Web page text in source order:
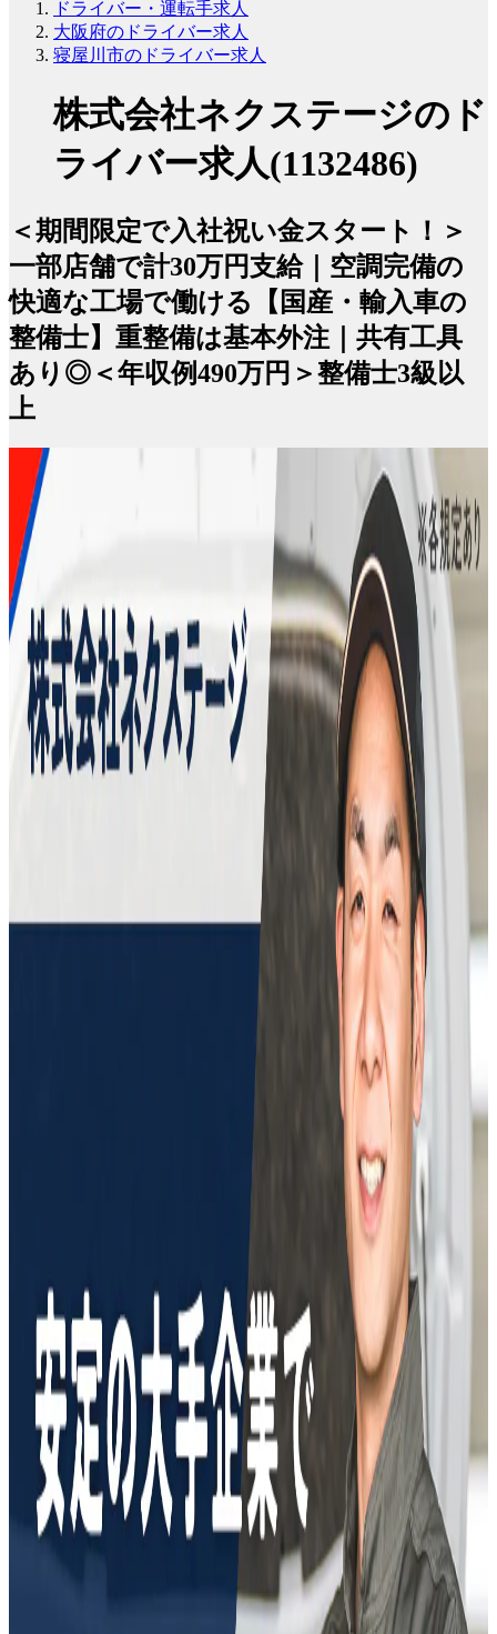
ドライバー・運転手求人
大阪府のドライバー求人
寝屋川市のドライバー求人
株式会社ネクステージのド
ライバー求人(1132486)
＜期間限定で入社祝い金スタート！＞
一部店舗で計30万円支給｜空調完備の
快適な工場で働ける【国産・輸入車の
整備士】重整備は基本外注｜共有工具
あり◎＜年収例490万円＞整備士3級以
上